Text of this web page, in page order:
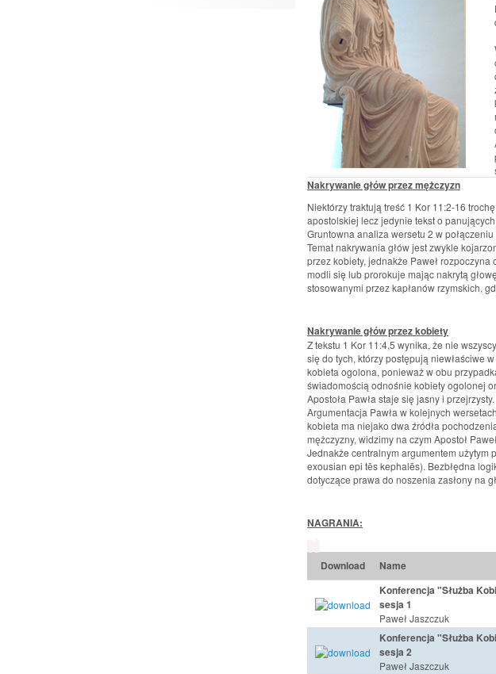
Nakrywanie głów przez mężczyzn
Niektórzy traktują treść 1 Kor 11:2-16
apostolskiej lecz jedynie tekst o
Gruntowna analiza wersetu 2 w
Temat nakrywania głów jest zwykle
przez kobiety, jednakże Paweł
modli się lub prorokuje mając nakrytą
stosowanymi przez kapłanów rzymskich,
Nakrywanie głów przez kobiety
Z tekstu 1 Kor 11:4,5 wynika, że nie
się do tych, którzy postępują niewłaściwe
kobieta ogolona, ponieważ w obu
świadomością odnośnie kobiety ogolonej
Apostoła Pawła staje się jasny i przejrzysty.
Argumentacja Pawła w kolejnych
kobieta ma niejako dwa źródła
mężczyzny, widzimy na czym Apostoł
Jednakże centralnym argumentem użytym
exousian epi tēs kephalēs). Bezbłędna
dotyczące prawa do noszenia zasłony na
NAGRANIA:
Download Name
Konferencja "Służba
sesja 1
Paweł Jaszczuk
Konferencja "Służba
sesja 2
Paweł Jaszczuk